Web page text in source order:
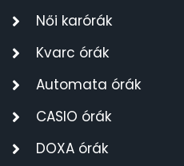
Női karórák
Kvarc órák
Automata órák
CASIO órák
DOXA órák